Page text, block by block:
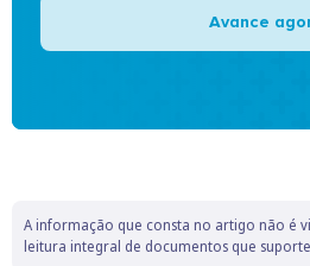
Avance
A informação que consta no artigo não é
leitura integral de documentos que